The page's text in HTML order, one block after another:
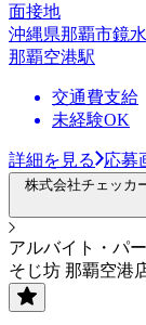
面接地
沖縄県那覇市鏡
那覇空港駅
交通費支給
未経験OK
詳細を見る 応募
株式会社チェッカ
アルバイト・パ
そじ坊 那覇空港